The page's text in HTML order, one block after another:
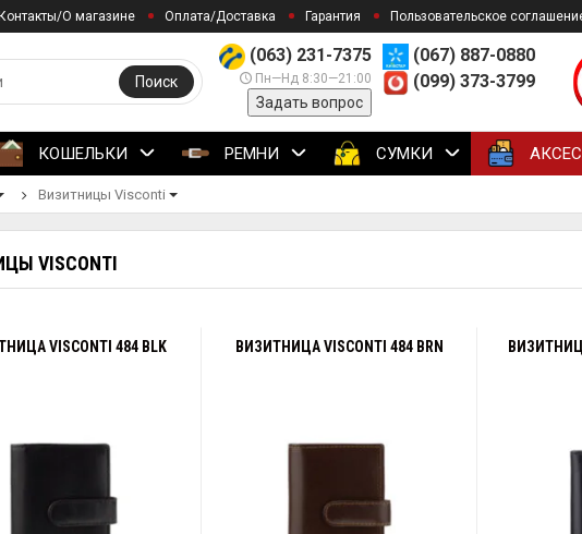
Контакты/О магазине Оплата/Доставка Гарантия Пользовательское
(063) 231-7375
Пн—Нд 8:30—21:00
Задать вопрос
(067) 887-0880
(099) 373-3799
Поиск
КОШЕЛЬКИ РЕМНИ СУМКИ
Визитницы Visconti
VISCONTI
VISCONTI 484 BLK ВИЗИТНИЦА VISCONTI 484 BRN